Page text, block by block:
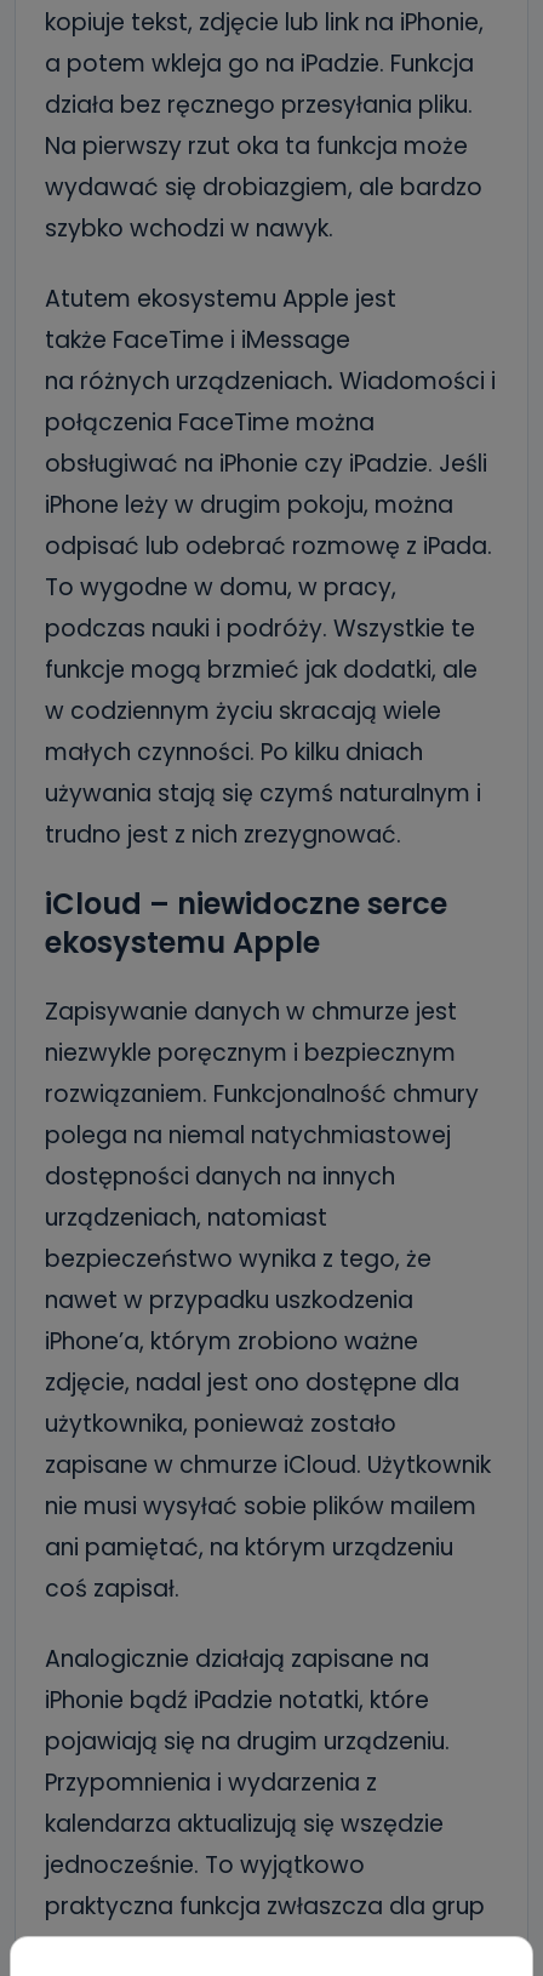
kopiuje tekst, zdjęcie lub link na iPhonie,
a potem wkleja go na iPadzie. Funkcja
działa bez ręcznego przesyłania pliku.
Na pierwszy rzut oka ta funkcja może
wydawać się drobiazgiem, ale bardzo
szybko wchodzi w nawyk.
Atutem ekosystemu Apple jest
także FaceTime i iMessage
na różnych urządzeniach. Wiadomości i
połączenia FaceTime można
obsługiwać na iPhonie czy iPadzie. Jeśli
iPhone leży w drugim pokoju, można
odpisać lub odebrać rozmowę z iPada.
To wygodne w domu, w pracy,
podczas nauki i podróży. Wszystkie te
funkcje mogą brzmieć jak dodatki, ale
w codziennym życiu skracają wiele
małych czynności. Po kilku dniach
używania stają się czymś naturalnym i
trudno jest z nich zrezygnować.
iCloud – niewidoczne serce
ekosystemu Apple
Zapisywanie danych w chmurze jest
niezwykle poręcznym i bezpiecznym
rozwiązaniem. Funkcjonalność chmury
polega na niemal natychmiastowej
dostępności danych na innych
urządzeniach, natomiast
bezpieczeństwo wynika z tego, że
nawet w przypadku uszkodzenia
iPhone’a, którym zrobiono ważne
zdjęcie, nadal jest ono dostępne dla
użytkownika, ponieważ zostało
zapisane w chmurze iCloud. Użytkownik
nie musi wysyłać sobie plików mailem
ani pamiętać, na którym urządzeniu
coś zapisał.
Analogicznie działają zapisane na
iPhonie bądź iPadzie notatki, które
pojawiają się na drugim urządzeniu.
Przypomnienia i wydarzenia z
kalendarza aktualizują się wszędzie
jednocześnie. To wyjątkowo
praktyczna funkcja zwłaszcza dla grup
– w pracy czy chociażby w rodzinie.